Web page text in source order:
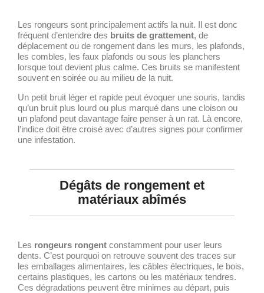
Les rongeurs sont principalement actifs la nuit. Il est donc
fréquent d’entendre des bruits de grattement, de
déplacement ou de rongement dans les murs, les plafonds,
les combles, les faux plafonds ou sous les planchers
lorsque tout devient plus calme. Ces bruits se manifestent
souvent en soirée ou au milieu de la nuit.
Un petit bruit léger et rapide peut évoquer une souris, tandis
qu’un bruit plus lourd ou plus marqué dans une cloison ou
un plafond peut davantage faire penser à un rat. Là encore,
l’indice doit être croisé avec d’autres signes pour confirmer
une infestation.
Dégâts de rongement et
matériaux abîmés
Les rongeurs rongent constamment pour user leurs
dents. C’est pourquoi on retrouve souvent des traces sur
les emballages alimentaires, les câbles électriques, le bois,
certains plastiques, les cartons ou les matériaux tendres.
Ces dégradations peuvent être minimes au départ, puis